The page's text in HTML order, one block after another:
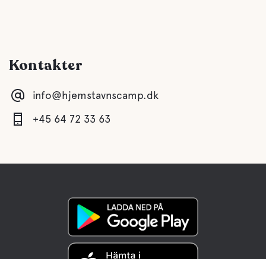
Kontakter
info@hjemstavnscamp.dk
+45 64 72 33 63